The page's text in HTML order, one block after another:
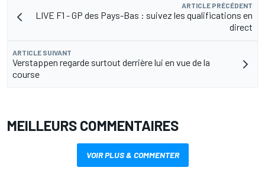
ARTICLE PRÉCÉDENT
LIVE F1 - GP des Pays-Bas : suivez les qualifications en
direct
ARTICLE SUIVANT
Verstappen regarde surtout derrière lui en vue de la
course
MEILLEURS COMMENTAIRES
VOIR PLUS & COMMENTER